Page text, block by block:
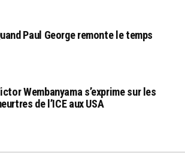
Paul George remonte le temps
Wembanyama s’exprime sur les
de l’ICE aux USA